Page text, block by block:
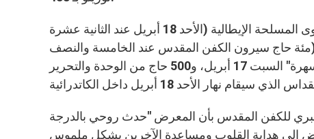
خلال الأسبوع المقبل، من المتوقع وصول 4500 جندي من كافة القوى المسلحة الإيطالية (الأحد 18 أبريل عند الثانية عشرة
(مئة حاج سيرون الكفن المقدس عند الخامسة والنصف
عصراً في 14 أبريل)، و500 شاب من أنكونا سيشاركون في "سهرة" السبت 17 أبريل، و500 حاج من الوحدة والتحرير
للكفن المقدس بأن المعرض "حدث روحي بالدرجة